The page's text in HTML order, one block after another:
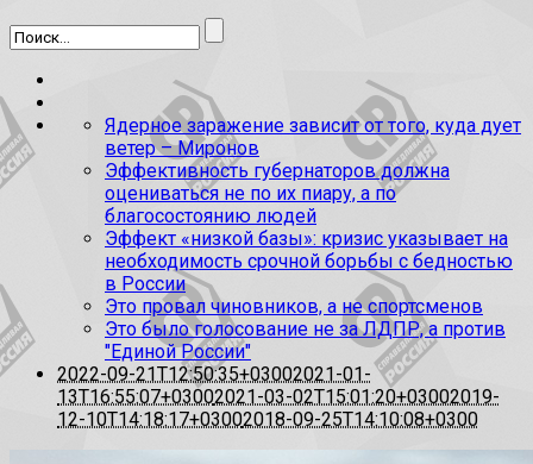
Ядерное заражение зависит от того, куда дует
ветер – Миронов
Эффективность губернаторов должна
оцениваться не по их пиару, а по
благосостоянию людей
Эффект «низкой базы»: кризис указывает на
необходимость срочной борьбы с бедностью
в России
Это провал чиновников, а не спортсменов
Это было голосование не за ЛДПР, а против
"Единой России"
2022-09-21T12:50:35+03002021-01-
13T16:55:07+03002021-03-02T15:01:20+03002019-
12-10T14:18:17+03002018-09-25T14:10:08+0300